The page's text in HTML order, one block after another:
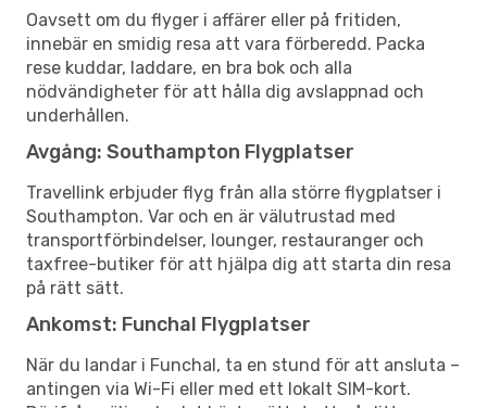
Oavsett om du flyger i affärer eller på fritiden,
innebär en smidig resa att vara förberedd. Packa
rese kuddar, laddare, en bra bok och alla
nödvändigheter för att hålla dig avslappnad och
underhållen.
Avgång: Southampton Flygplatser
Travellink erbjuder flyg från alla större flygplatser i
Southampton. Var och en är välutrustad med
transportförbindelser, lounger, restauranger och
taxfree-butiker för att hjälpa dig att starta din resa
på rätt sätt.
Ankomst: Funchal Flygplatser
När du landar i Funchal, ta en stund för att ansluta –
antingen via Wi-Fi eller med ett lokalt SIM-kort.